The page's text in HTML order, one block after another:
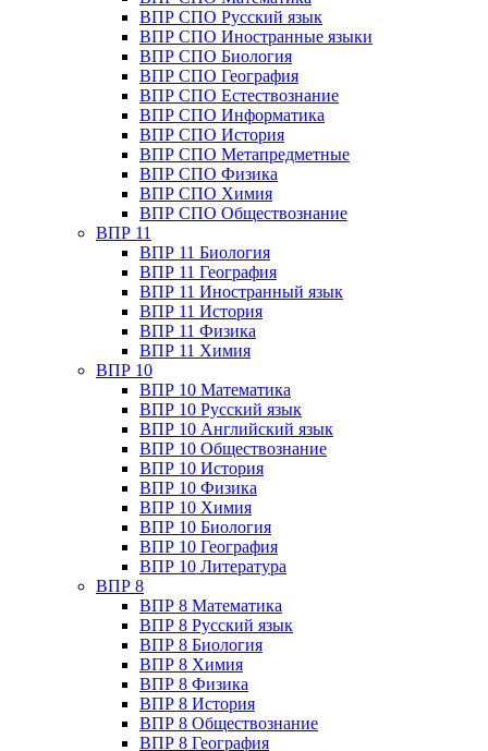
ВПР СПО Русский язык
ВПР СПО Иностранные языки
ВПР СПО Биология
ВПР СПО География
ВПР СПО Естествознание
ВПР СПО Информатика
ВПР СПО История
ВПР СПО Метапредметные
ВПР СПО Физика
ВПР СПО Химия
ВПР СПО Обществознание
ВПР 11
ВПР 11 Биология
ВПР 11 География
ВПР 11 Иностранный язык
ВПР 11 История
ВПР 11 Физика
ВПР 11 Химия
ВПР 10
ВПР 10 Математика
ВПР 10 Русский язык
ВПР 10 Английский язык
ВПР 10 Обществознание
ВПР 10 История
ВПР 10 Физика
ВПР 10 Химия
ВПР 10 Биология
ВПР 10 География
ВПР 10 Литература
ВПР 8
ВПР 8 Математика
ВПР 8 Русский язык
ВПР 8 Биология
ВПР 8 Химия
ВПР 8 Физика
ВПР 8 История
ВПР 8 Обществознание
ВПР 8 География